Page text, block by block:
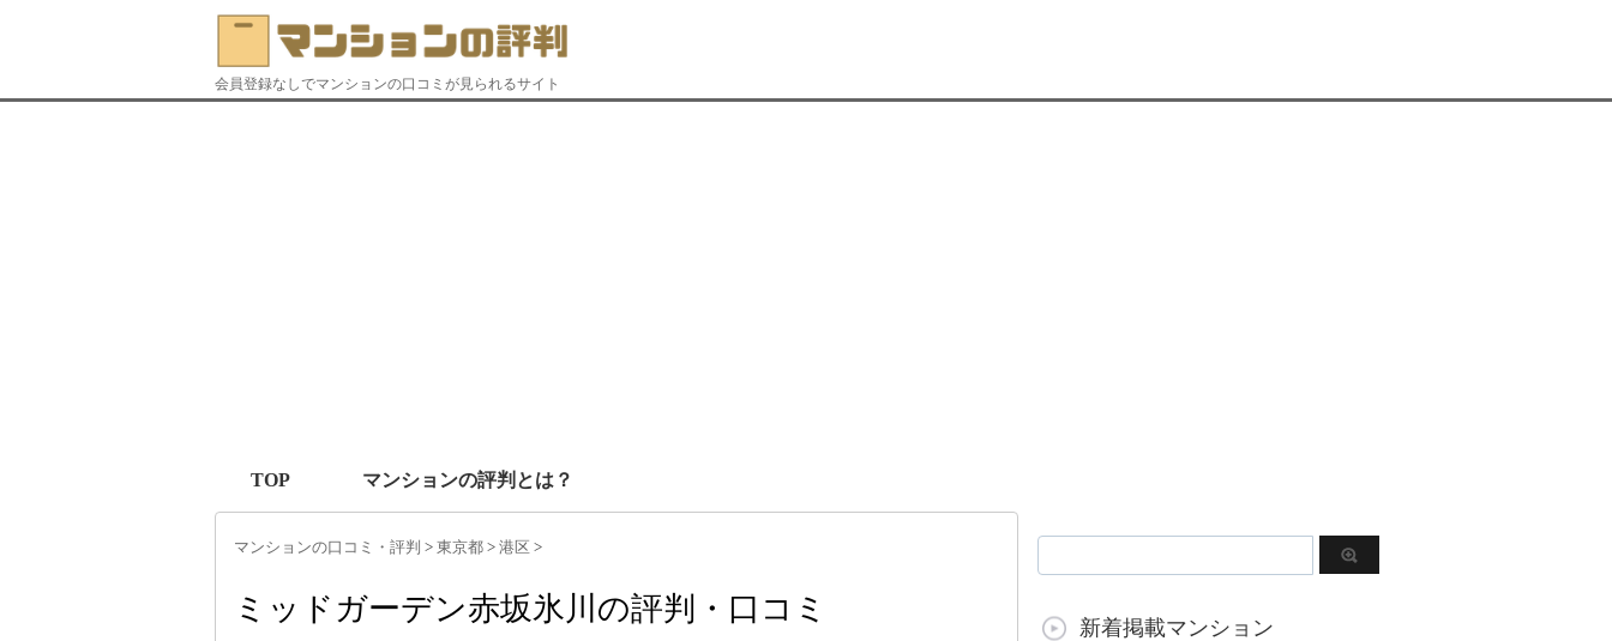
会員登録なしでマンションの口コミが見られるサイト
TOP マンションの評判とは？
マンションの口コミ・評判 > 東京都 > 港区 >
ミッドガーデン赤坂氷川の評判・口コミ
新着掲載マンション